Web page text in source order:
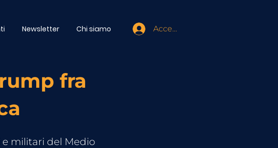
Newsletter Chi siamo Accedi
fra
e militari del Medio